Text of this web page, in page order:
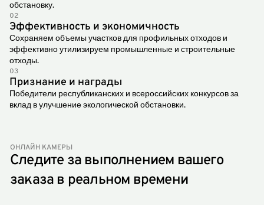
обстановку.
02
Эффективность и экономичность
Сохраняем объемы участков для профильных отходов и
эффективно утилизируем промышленные и строительные
отходы.
03
Признание и награды
Победители республиканских и всероссийских конкурсов за
вклад в улучшение экологической обстановки.
ОНЛАЙН КАМЕРЫ
Следите за выполнением вашего
заказа в реальном времени